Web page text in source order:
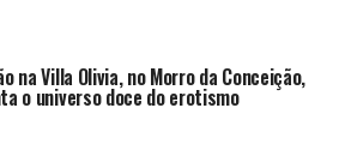
na Villa Olivia, no Morro da Conceição,
o universo doce do erotismo